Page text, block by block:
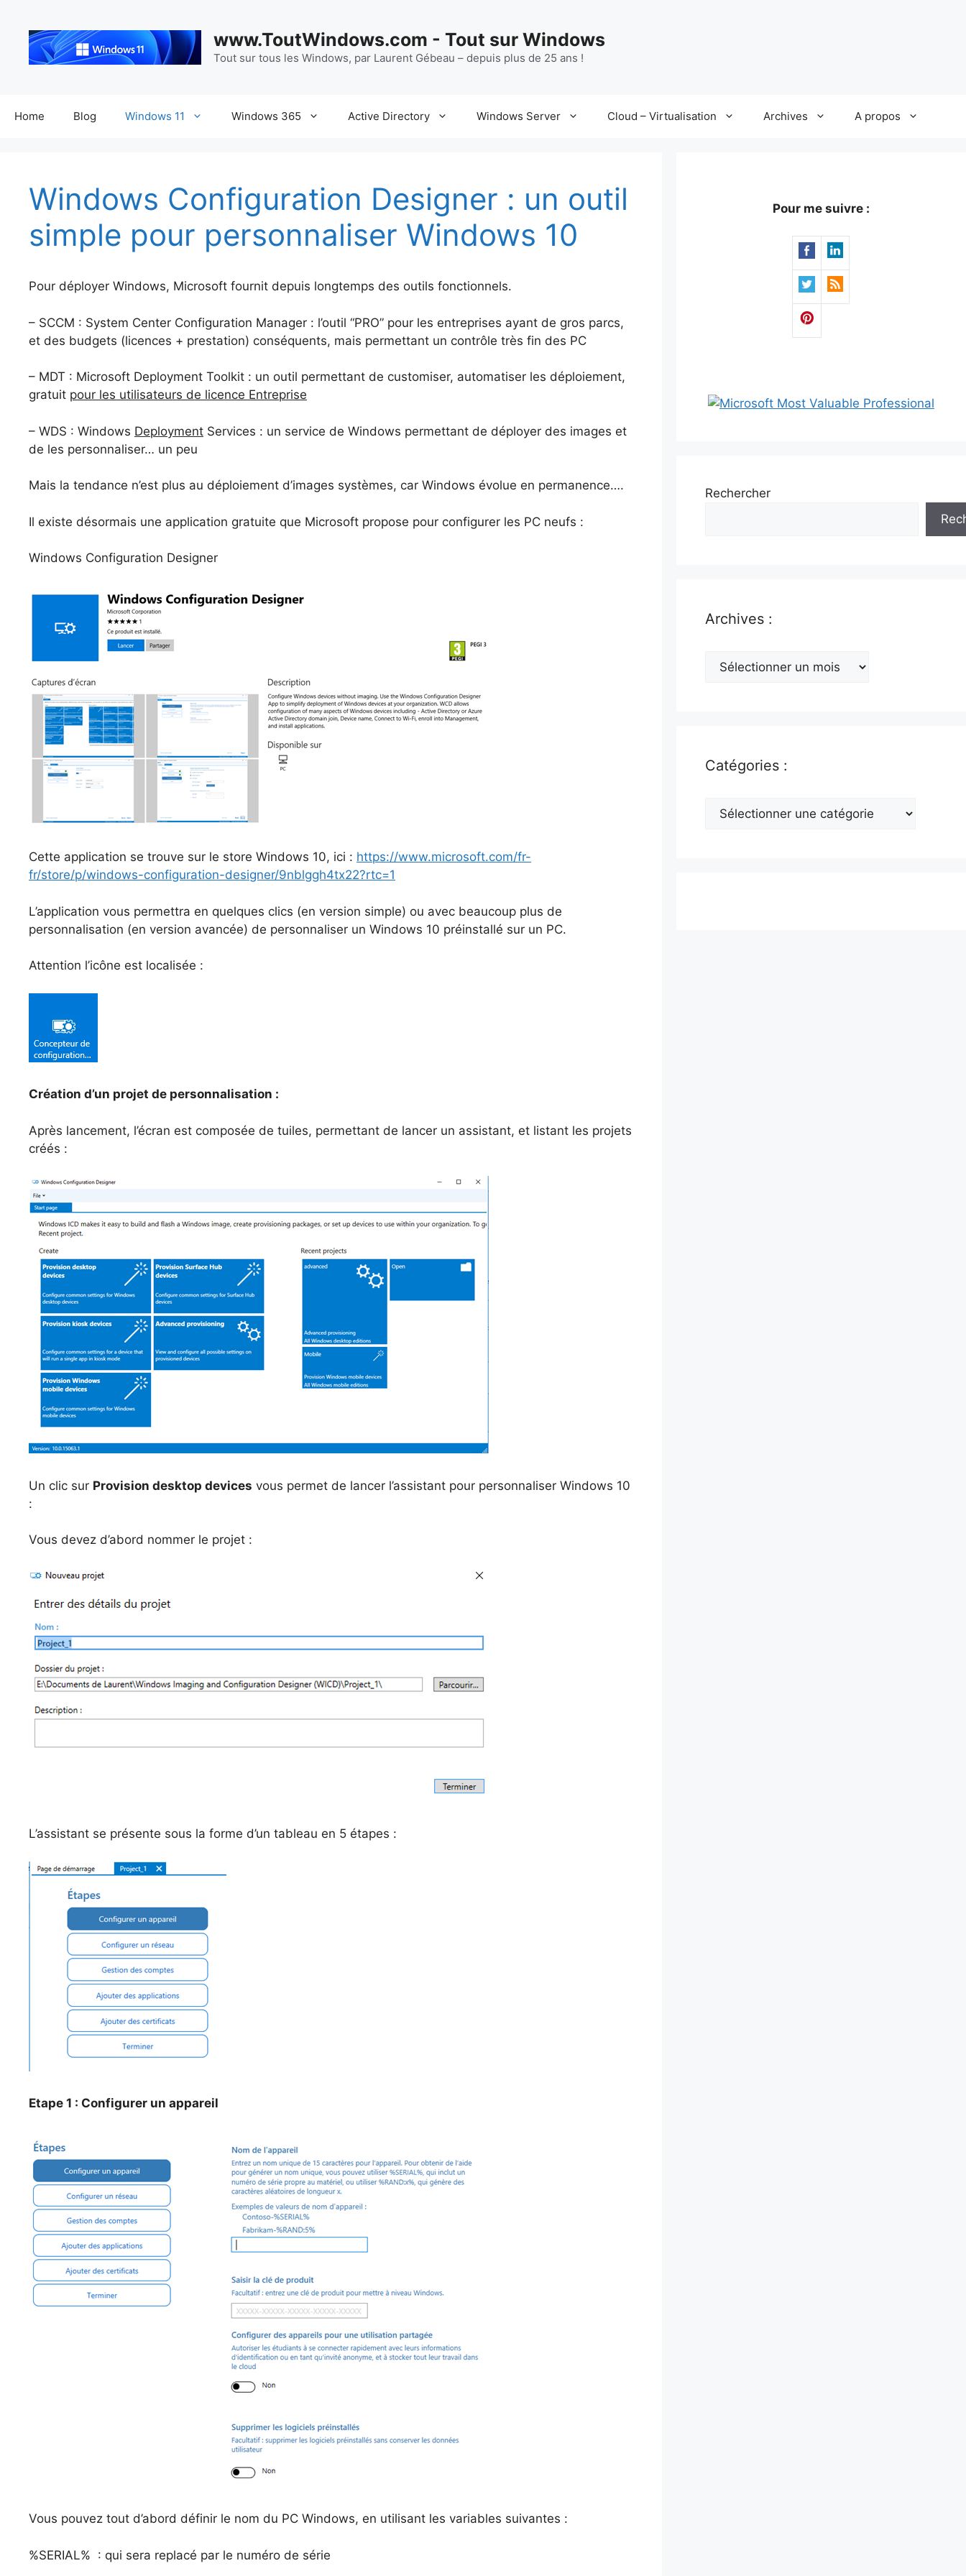
contenu
www.ToutWindows.com - Tout sur Windows
Tout sur tous les Windows, par Laurent Gébeau – depuis plus de 25 ans !
Home Blog Windows 11 Windows 365 Active Directory Windows Server Cloud – Virtualisation Archives A propos
Windows Configuration Designer : un outil
simple pour personnaliser Windows 10
Pour déployer Windows, Microsoft fournit depuis longtemps des outils fonctionnels.
– SCCM : System Center Configuration Manager : l’outil “PRO” pour les entreprises ayant de gros parcs,
et des budgets (licences + prestation) conséquents, mais permettant un contrôle très fin des PC
– MDT : Microsoft Deployment Toolkit : un outil permettant de customiser, automatiser les déploiement,
gratuit pour les utilisateurs de licence Entreprise
– WDS : Windows Deployment Services : un service de Windows permettant de déployer des images et
de les personnaliser… un peu
Mais la tendance n’est plus au déploiement d’images systèmes, car Windows évolue en permanence….
Il existe désormais une application gratuite que Microsoft propose pour configurer les PC neufs :
Windows Configuration Designer
Cette application se trouve sur le store Windows 10, ici : https://www.microsoft.com/fr-
fr/store/p/windows-configuration-designer/9nblggh4tx22?rtc=1
L’application vous permettra en quelques clics (en version simple) ou avec beaucoup plus de
personnalisation (en version avancée) de personnaliser un Windows 10 préinstallé sur un PC.
Attention l’icône est localisée :
Création d’un projet de personnalisation :
Après lancement, l’écran est composée de tuiles, permettant de lancer un assistant, et listant les projets
créés :
Un clic sur Provision desktop devices vous permet de lancer l’assistant pour personnaliser Windows 10
:
Vous devez d’abord nommer le projet :
L’assistant se présente sous la forme d’un tableau en 5 étapes :
Etape 1 : Configurer un appareil
Vous pouvez tout d’abord définir le nom du PC Windows, en utilisant les variables suivantes :
%SERIAL% : qui sera replacé par le numéro de série
Pour me suivre :
Rechercher
Archives :
Archives
Catégories :
Catégories